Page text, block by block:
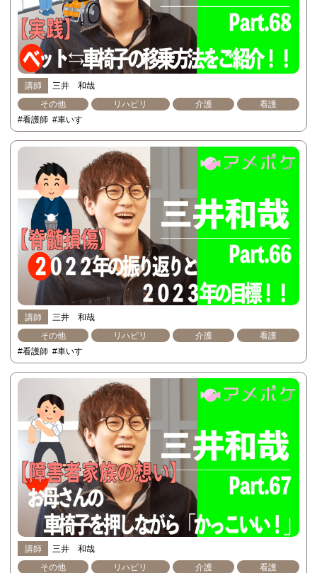
講師
三井 和哉
その他
リハビリ 介護
看護
#看護師 #車いす
講師
三井 和哉
その他
リハビリ 介護
看護
#看護師 #車いす
講師
三井 和哉
その他
リハビリ 介護
看護